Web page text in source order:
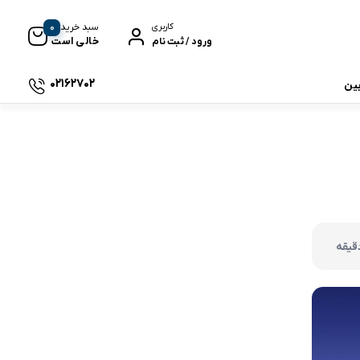
کاربری
ورود / ثبت نام
سبد خرید
خالی است
0
02162702